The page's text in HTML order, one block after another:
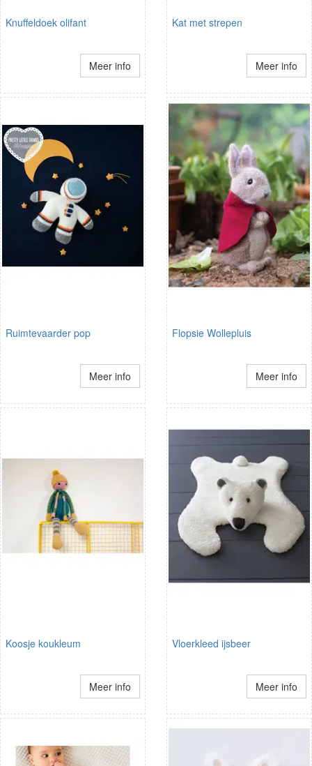
Knuffeldoek olifant
Meer info
Kat met strepen
Meer info
Ruimtevaarder pop
Meer info
Flopsie Wollepluis
Meer info
Koosje koukleum
Meer info
Vloerkleed ijsbeer
Meer info